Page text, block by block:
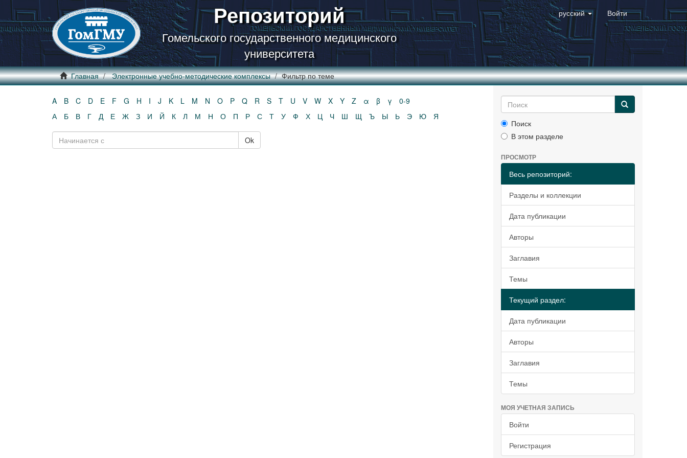
Репозиторий
Гомельского государственного медицинского
университета
русский Войти
Главная Электронные учебно-методические комплексы Фильтр по теме
A B C D E F G H I J K L M N O P Q R S T U V W X Y Z α β γ
0-9
А
Б В Г Д Е Ж З И Й К Л М Н О П Р С Т У Ф Х Ц Ч Ш Щ Ъ Ы Ь Э Ю Я
Ok
Поиск
В этом разделе
ПРОСМОТР
Весь репозиторий:
Разделы и коллекции
Дата публикации
Авторы
Заглавия
Темы
Текущий раздел:
Дата публикации
Авторы
Заглавия
Темы
МОЯ УЧЕТНАЯ ЗАПИСЬ
Войти
Регистрация